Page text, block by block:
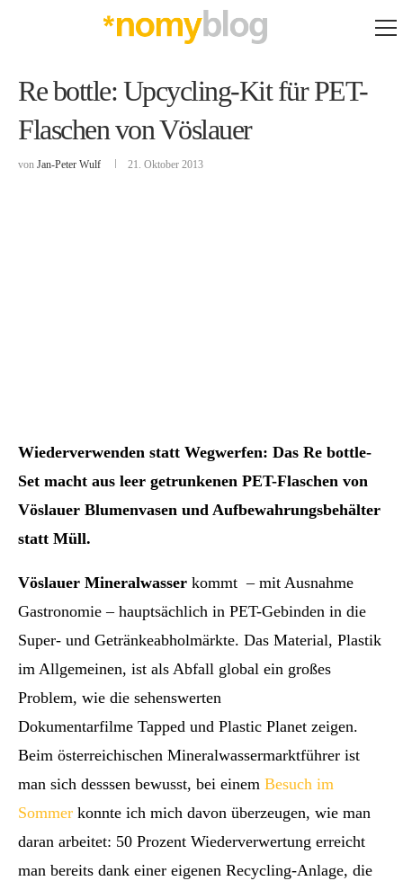
Re bottle: Upcycling-Kit für PET-
Flaschen von Vöslauer
von Jan-Peter Wulf 21. Oktober 2013
Wiederverwenden statt Wegwerfen: Das Re bottle-
Set macht aus leer getrunkenen PET-Flaschen von
Vöslauer Blumenvasen und Aufbewahrungsbehälter
statt Müll.
Vöslauer Mineralwasser kommt – mit Ausnahme
Gastronomie – hauptsächlich in PET-Gebinden in die
Super- und Getränkeabholmärkte. Das Material, Plastik
im Allgemeinen, ist als Abfall global ein großes
Problem, wie die sehenswerten
Dokumentarfilme Tapped und Plastic Planet zeigen.
Beim österreichischen Mineralwassermarktführer ist
man sich desssen bewusst, bei einem Besuch im
Sommer konnte ich mich davon überzeugen, wie man
daran arbeitet: 50 Prozent Wiederverwertung erreicht
man bereits dank einer eigenen Recycling-Anlage, die